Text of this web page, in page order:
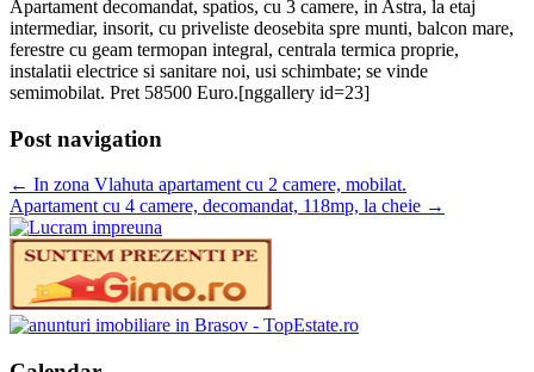
Apartament decomandat, spatios, cu 3 camere, in Astra, la etaj
intermediar, insorit, cu priveliste deosebita spre munti, balcon mare,
ferestre cu geam termopan integral, centrala termica proprie,
instalatii electrice si sanitare noi, usi schimbate; se vinde
semimobilat. Pret 58500 Euro.[nggallery id=23]
Post navigation
← In zona Vlahuta apartament cu 2 camere, mobilat.
Apartament cu 4 camere, decomandat, 118mp, la cheie →